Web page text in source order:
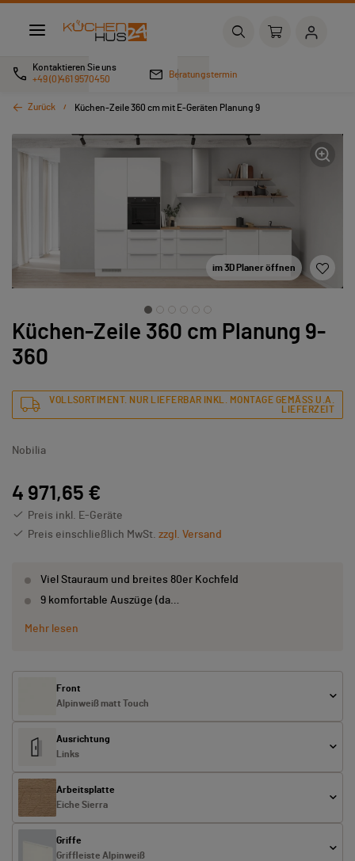
Kontaktieren Sie uns
+49 (0)461 9570450
Beratungstermin
Zurück Küchen-Zeile 360 cm mit E-Geräten Planung 9
im 3D Planer öffnen
Küchen-Zeile 360 cm Planung 9-
360
VOLLSORTIMENT. NUR LIEFERBAR INKL. MONTAGE GEMÄSS U.A. L
IEFERZEIT
Nobilia
4 971,65 €
Preis inkl. E-Geräte
Preis einschließlich MwSt. zzgl. Versand
Viel Stauraum und breites 80er Kochfeld
9 komfortable Auszüge (da…
Mehr lesen
Front
Alpinweiß matt Touch
Ausrichtung
Links
Arbeitsplatte
Eiche Sierra
Griffe
Griffleiste Alpinweiß